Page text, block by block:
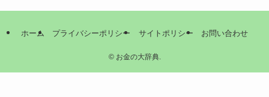
ホーム プライバシーポリシー サイトポリシー お問い合わせ
©お金の大辞典.